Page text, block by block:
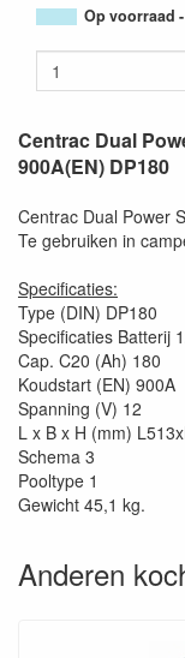
Op voorraad
Centrac Dual
900A(EN) DP180
Centrac Dual Power
Te gebruiken in
Specificaties:
Type (DIN) DP180
Specificaties Batterij
Cap. C20 (Ah) 180
Koudstart (EN) 900A
Spanning (V) 12
L x B x H (mm)
Schema 3
Pooltype 1
Gewicht 45,1 kg.
Anderen